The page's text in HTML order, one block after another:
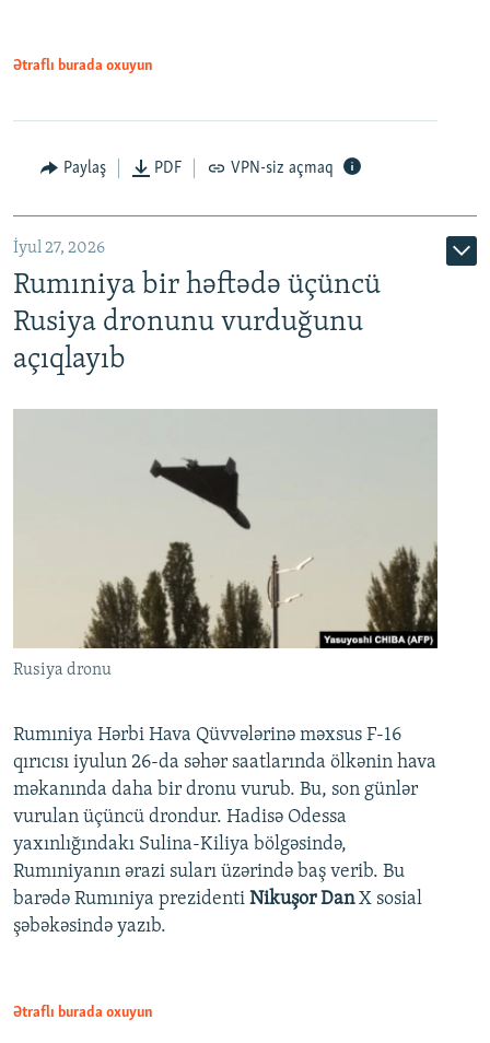
Ətraflı burada oxuyun
Paylaş PDF VPN-siz açmaq
İyul 27, 2026
Rumıniya bir həftədə üçüncü
Rusiya dronunu vurduğunu
açıqlayıb
Rusiya dronu
Rumıniya Hərbi Hava Qüvvələrinə məxsus F-16
qırıcısı iyulun 26-da səhər saatlarında ölkənin hava
məkanında daha bir dronu vurub. Bu, son günlər
vurulan üçüncü drondur. Hadisə Odessa
yaxınlığındakı Sulina-Kiliya bölgəsində,
Rumıniyanın ərazi suları üzərində baş verib. Bu
barədə Rumıniya prezidenti Nikuşor DanX sosial
şəbəkəsində yazıb.
Ətraflı burada oxuyun